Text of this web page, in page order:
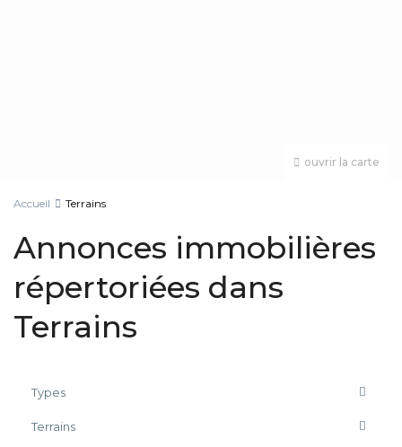
ouvrir la carte
Accueil Terrains
Annonces immobilières
répertoriées dans
Terrains
Types
Terrains